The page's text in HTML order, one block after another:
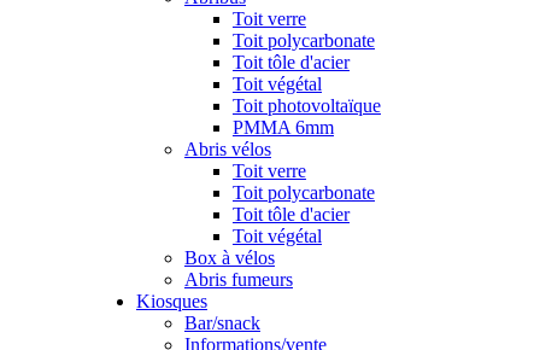
Toit verre
Toit polycarbonate
Toit tôle d'acier
Toit végétal
Toit photovoltaïque
PMMA 6mm
Abris vélos
Toit verre
Toit polycarbonate
Toit tôle d'acier
Toit végétal
Box à vélos
Abris fumeurs
Kiosques
Bar/snack
Informations/vente